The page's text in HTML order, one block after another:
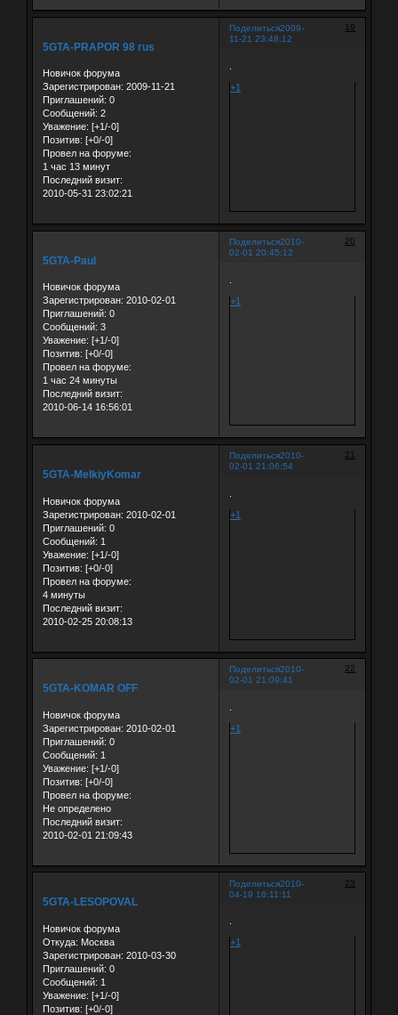
Поделиться 19
2009-
11-21 23:48:12
5GTA-PRAPOR 98 rus
Новичок форума
Зарегистрирован: 2009-11-21
Приглашений: 0
Сообщений: 2
Уважение: [+1/-0]
Позитив: [+0/-0]
Провел на форуме:
1 час 13 минут
Последний визит:
2010-05-31 23:02:21
+1
Поделиться 20
2010-
02-01 20:45:12
5GTA-Paul
Новичок форума
Зарегистрирован: 2010-02-01
Приглашений: 0
Сообщений: 3
Уважение: [+1/-0]
Позитив: [+0/-0]
Провел на форуме:
1 час 24 минуты
Последний визит:
2010-06-14 16:56:01
+1
Поделиться 21
2010-
02-01 21:06:54
5GTA-MelkiyKomar
Новичок форума
Зарегистрирован: 2010-02-01
Приглашений: 0
Сообщений: 1
Уважение: [+1/-0]
Позитив: [+0/-0]
Провел на форуме:
4 минуты
Последний визит:
2010-02-25 20:08:13
+1
Поделиться 22
2010-
02-01 21:09:41
5GTA-KOMAR OFF
Новичок форума
Зарегистрирован: 2010-02-01
Приглашений: 0
Сообщений: 1
Уважение: [+1/-0]
Позитив: [+0/-0]
Провел на форуме:
Не определено
Последний визит:
2010-02-01 21:09:43
+1
Поделиться 23
2010-
04-19 16:11:11
5GTA-LESOPOVAL
Новичок форума
Откуда: Москва
Зарегистрирован: 2010-03-30
Приглашений: 0
Сообщений: 1
Уважение: [+1/-0]
Позитив: [+0/-0]
+1